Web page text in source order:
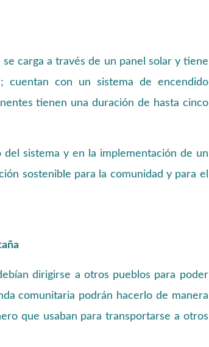
carga a través de un panel solar y tiene
cuentan con un sistema de encendido
tienen una duración de hasta cinco
sistema y en la implementación de un
sostenible para la comunidad y para el
dirigirse a otros pueblos para poder
comunitaria podrán hacerlo de manera
que usaban para transportarse a otros